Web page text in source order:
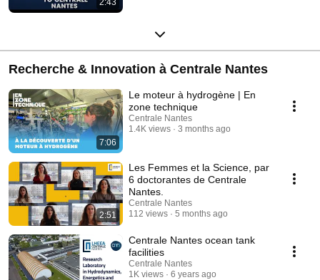
Recherche & Innovation à Centrale Nantes
7:06
Le moteur à hydrogène | En
zone technique
Centrale Nantes
1.4K views
3 months ago
2:51
Les Femmes et la Science, par
6 doctorantes de Centrale
Nantes.
Centrale Nantes
112 views
5 months ago
Centrale Nantes ocean tank
facilities
Centrale Nantes
1K views
6 years ago